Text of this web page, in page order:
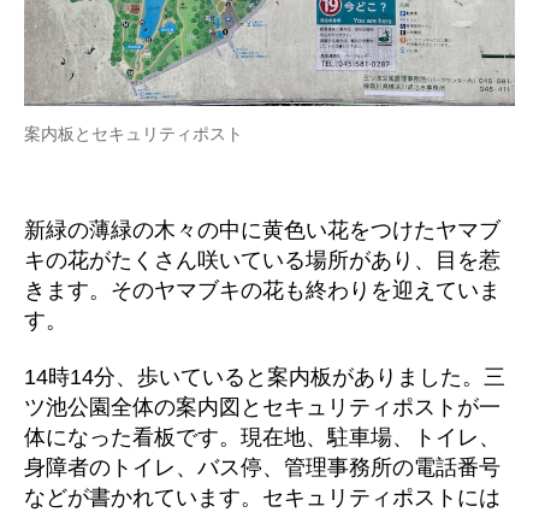
案内板とセキュリティポスト
新緑の薄緑の木々の中に黄色い花をつけたヤマブ
キの花がたくさん咲いている場所があり、目を惹
きます。そのヤマブキの花も終わりを迎えていま
す。
14時14分、歩いていると案内板がありました。三
ツ池公園全体の案内図とセキュリティポストが一
体になった看板です。現在地、駐車場、トイレ、
身障者のトイレ、バス停、管理事務所の電話番号
などが書かれています。セキュリティポストには